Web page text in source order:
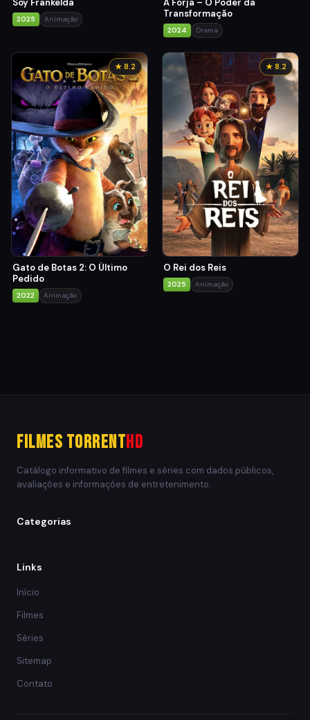
Soy Frankelda
2025 Animação
A Forja – O Poder da
Transformação
2024 Drama
★ 8.2
Gato de Botas 2: O Último
Pedido
2022 Animação
★ 8.2
O Rei dos Reis
2025 Animação
Filmes TorrentHD
Catálogo informativo de filmes e séries com dados públicos,
avaliações e informações de entretenimento.
Categorias
Links
Início
Filmes
Séries
Sitemap
Contato